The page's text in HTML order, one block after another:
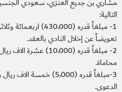
التالية:
1- مبلغاً قدره (430،000)
تعويضاً عن إخلال النادي بالعقد.
2- مبلغاً قدره (10،000) عشرة
محاماة.
3-مبلغاً قدره (5،000) خمسة
الدعوى.